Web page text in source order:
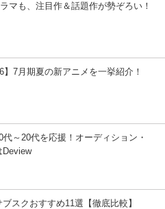
マも、注目作＆話題作が勢ぞろい！
】7月期夏の新アニメを一挙紹介！
～20代を応援！オーディション・
Deview
スクおすすめ11選【徹底比較】